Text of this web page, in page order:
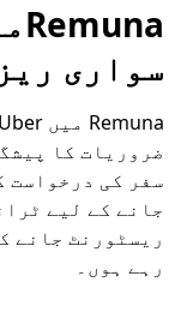
سواری
سفر کی درخواست
جانے کے لیے
ریسٹورنٹ جانے
رہے ہوں۔